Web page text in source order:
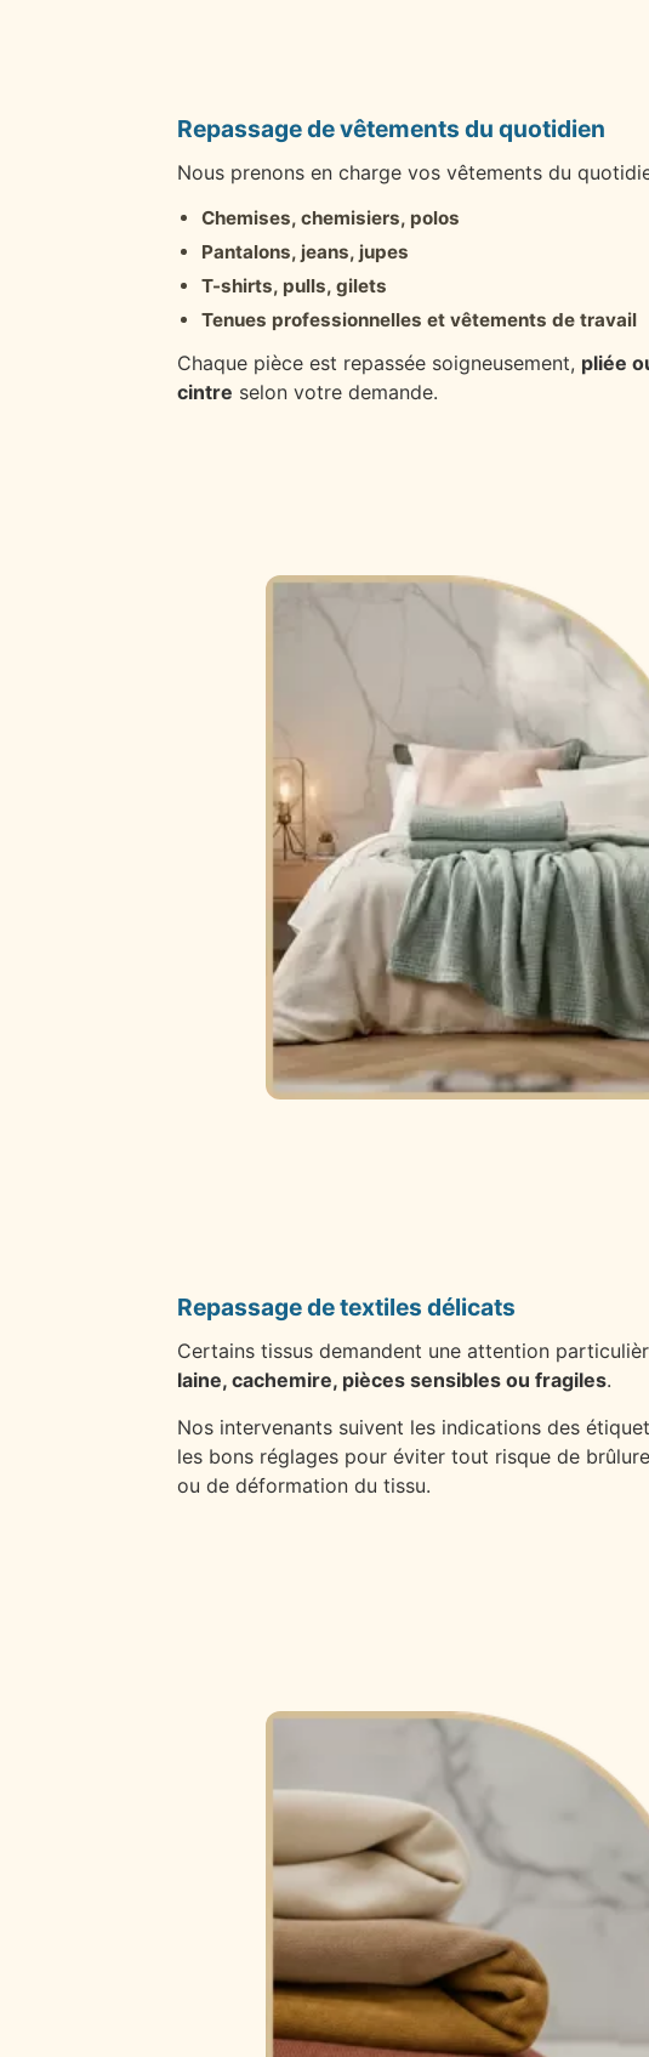
Repassage de vêtements du quotidien
Nous prenons en charge vos vêtements du
Chemises, chemisiers, polos
Pantalons, jeans, jupes
T-shirts, pulls, gilets
Tenues professionnelles et vêtements de travail
Chaque pièce est repassée soigneusement, pliée
cintre selon votre demande.
Repassage de textiles délicats
Certains tissus demandent une attention
laine, cachemire, pièces sensibles ou fragiles.
Nos intervenants suivent les indications des
les bons réglages pour éviter tout risque de
ou de déformation du tissu.